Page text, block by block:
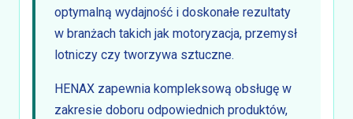
optymalną wydajność i doskonałe rezultaty
w branżach takich jak motoryzacja, przemysł
lotniczy czy tworzywa sztuczne.
HENAX zapewnia kompleksową obsługę w
zakresie doboru odpowiednich produktów,